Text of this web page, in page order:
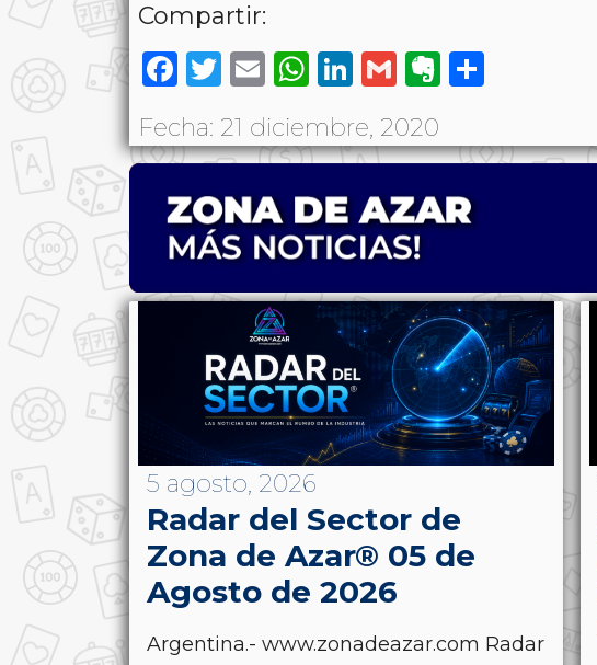
Compartir:
Facebook
Twitter
EmailWhatsApp
LinkedIn
GmailEvernote
Fecha: 21 diciembre, 2020
5 agosto, 2026
Radar del Sector de
Zona de Azar® 05 de
Agosto de 2026
Argentina.- www.zonadeazar.com Radar